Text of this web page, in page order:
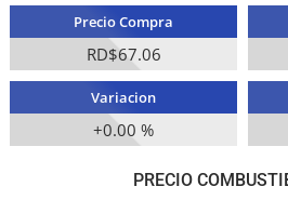
Precio Compra
RD$67.06
Variacion
+0.00 %
PRECIO